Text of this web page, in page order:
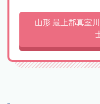
山形 最上郡真室